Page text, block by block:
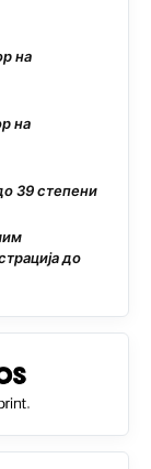
на
на
39 степени
до